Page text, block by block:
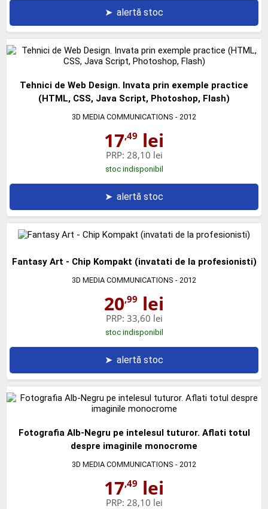
➤ alertă stoc
Tehnici de Web Design. Invata prin exemple practice
(HTML, CSS, Java Script, Photoshop, Flash)
3D MEDIA COMMUNICATIONS - 2012
17,49 lei
PRP: 28,10 lei
stoc indisponibil
➤ alertă stoc
Fantasy Art - Chip Kompakt (invatati de la profesionisti)
3D MEDIA COMMUNICATIONS - 2012
20,99 lei
PRP: 33,60 lei
stoc indisponibil
➤ alertă stoc
Fotografia Alb-Negru pe intelesul tuturor. Aflati totul
despre imaginile monocrome
3D MEDIA COMMUNICATIONS - 2012
17,49 lei
PRP: 28,10 lei